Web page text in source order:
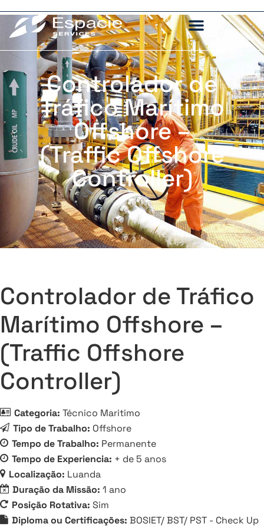
Controlador de
Tráfico Marítimo
Offshore –
(Traffic Offshore
Controller)
Controlador de Tráfico
Marítimo Offshore –
(Traffic Offshore
Controller)
Categoria: Técnico Maritimo
Tipo de Trabalho: Offshore
Tempo de Trabalho: Permanente
Tempo de Experiencia: + de 5 anos
Localização: Luanda
Duração da Missão: 1 ano
Posição Rotativa: Sim
Diploma ou Certificações: BOSIET/ BST/ PST - Check Up